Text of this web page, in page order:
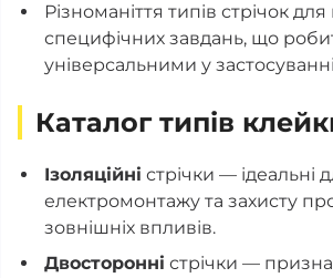
Різноманіття типів стрічок
специфічних завдань, що
універсальними у
Каталог типів
Ізоляційні стрічки — ідеальні
електромонтажу та захисту
зовнішніх впливів.
Двосторонні стрічки —